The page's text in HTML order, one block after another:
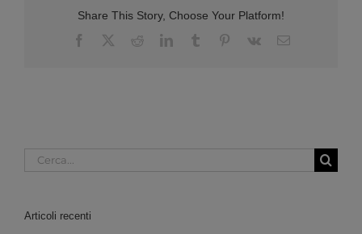
Share This Story, Choose Your Platform!
Facebook
RedditLinkedInTumblr Pinterest
Vk Email
Cerca
Articoli recenti